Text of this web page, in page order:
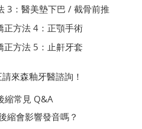
3：醫美墊下巴 / 截骨前推
正方法 4：正顎手術
正方法 5：止鼾牙套
來森釉牙醫諮詢！
縮常見 Q&A
縮會影響發音嗎？